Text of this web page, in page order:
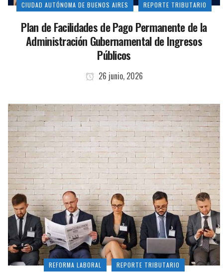
CIUDAD AUTÓNOMA DE BUENOS AIRES REPORTE TRIBUTARIO
Plan de Facilidades de Pago Permanente de la
Administración Gubernamental de Ingresos
Públicos
26 junio, 2026
REFORMA LABORAL REPORTE TRIBUTARIO